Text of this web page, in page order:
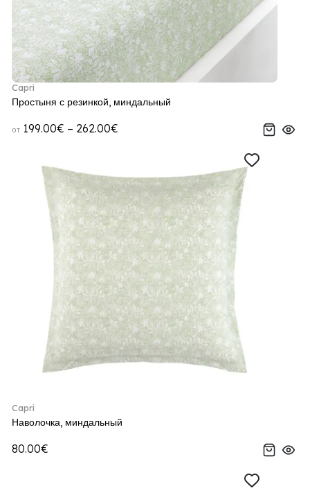
Capri
Простыня с резинкой, миндальный
от 199.00€ – 262.00€
Capri
Наволочка, миндальный
80.00€